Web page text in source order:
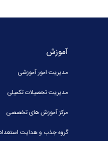
آموزش
مدیریت امور آموزشی
مدیریت تحصیلات تکمیلی
مرکز آموزش های تخصصی
گروه جذب و هدایت